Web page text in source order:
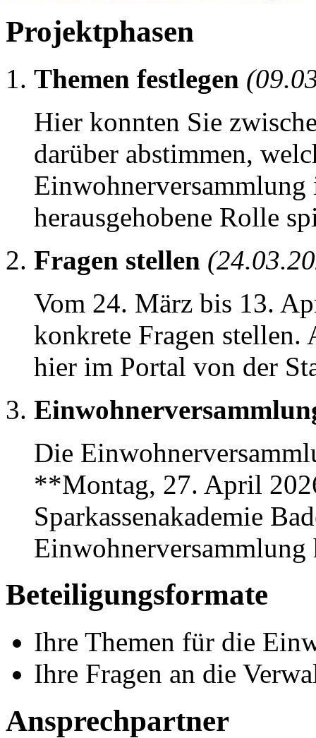
Projektphasen
Themen festlegen
Hier konnten Sie
darüber abstimmen,
herausgehobene Rolle
Fragen stellen
Vom 24. März bis 13.
konkrete Fragen stellen.
hier im Portal von der
Die
**Montag, 27. April
Sparkassenakademie
Beteiligungsformate
Ihre Themen für die
Ihre Fragen an die
Ansprechpartner